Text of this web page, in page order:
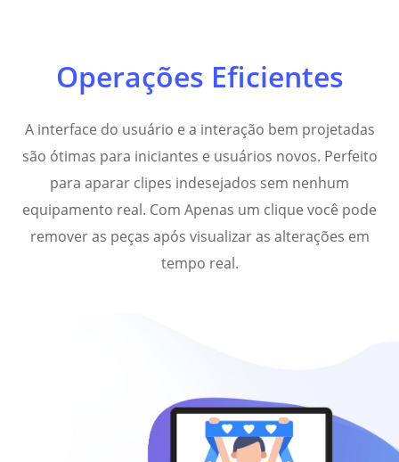
Operações Eficientes
A interface do usuário e a interação bem projetadas
são ótimas para iniciantes e usuários novos. Perfeito
para aparar clipes indesejados sem nenhum
equipamento real. Com Apenas um clique você pode
remover as peças após visualizar as alterações em
tempo real.